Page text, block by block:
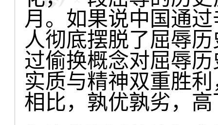
月。如果说中国通
人彻底摆脱了屈辱
过偷换概念对屈辱
实质与精神双重胜
相比，孰优孰劣，